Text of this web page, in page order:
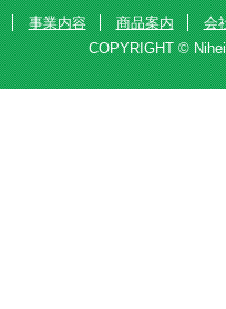
事業内容 商品案内
会
COPYRIGHT ©